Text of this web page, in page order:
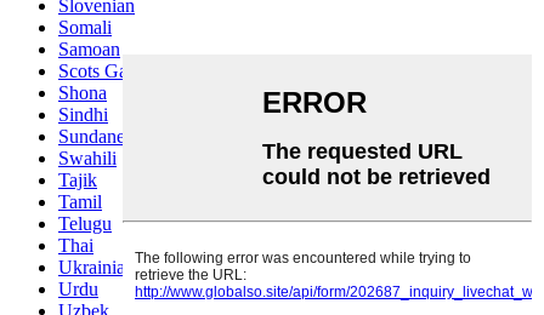
Slovenian
Somali
Samoan
Scots Gaelic
Shona
Sindhi
Sundanese
Swahili
Tajik
Tamil
Telugu
Thai
Ukrainian
Urdu
Uzbek